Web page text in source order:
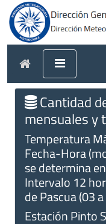
Cantidad
mensuales y
Temperatura
Fecha-Hora
se determina
Intervalo 12
de Pascua (03
Estación Pinto